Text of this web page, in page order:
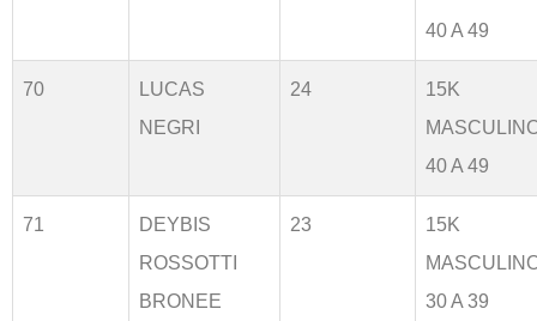
40 A 49
70
LUCAS
NEGRI
24
15K
40 A 49
71
DEYBIS
ROSSOTTI
BRONEE
23
15K
30 A 39